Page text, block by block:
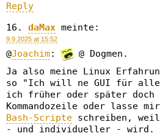
Reply
daMax meinte:
9.9.2025 at 15:52
@Joachim:
@ Dogmen.
Ja also meine Linux
so "Ich will ne GUI für
ich früher oder später doch
Kommandozeile oder lasse
Bash-Scripte schreiben,
- und individueller - wird.